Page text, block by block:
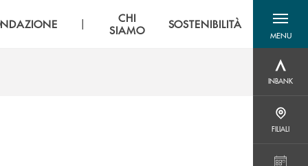
|
CHI
SIAMO
SOSTENIBILITÀ
MENU
menu
INBANK
FILIALI